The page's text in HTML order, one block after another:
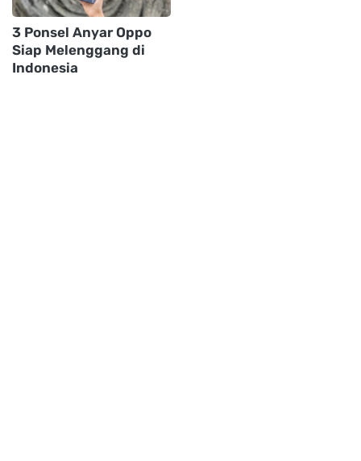
3 Ponsel Anyar Oppo
Siap Melenggang di
Indonesia